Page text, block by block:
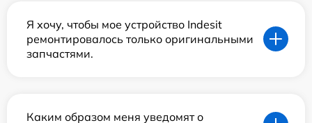
Я хочу, чтобы мое устройство Indesit
ремонтировалось только оригинальными
запчастями.
Каким образом меня уведомят о